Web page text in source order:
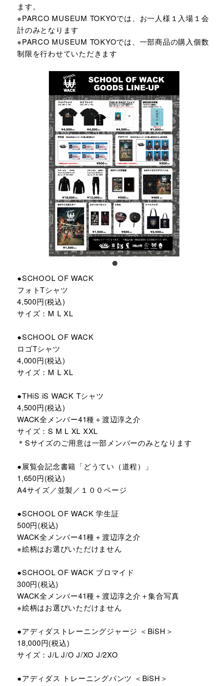
ます。
※PARCO MUSEUM TOKYOでは、お一人様１入場１会
計のみとなります
※PARCO MUSEUM TOKYOでは、一部商品の購入個数
制限を行わせていただきます
●SCHOOL OF WACK
フォトTシャツ
4,500円(税込)
サイズ：M L XL
●SCHOOL OF WACK
ロゴTシャツ
4,000円(税込)
サイズ：M L XL
●THiS iS WACK Tシャツ
4,500円(税込)
WACK全メンバー41種＋渡辺淳之介
サイズ：S M L XL XXL
＊Sサイズのご用意は一部メンバーのみとなります
●展覧会記念書籍「どうてい（道程）」
1,650円(税込)
A4サイズ／並製／１００ページ
●SCHOOL OF WACK 学生証
500円(税込)
WACK全メンバー41種＋渡辺淳之介
※絵柄はお選びいただけません
●SCHOOL OF WACK ブロマイド
300円(税込)
WACK全メンバー41種＋渡辺淳之介＋集合写真
※絵柄はお選びいただけません
●アディダストレーニングジャージ ＜BiSH＞
18,000円(税込)
サイズ：J/L J/O J/XO J/2XO
●アディダス トレーニングパンツ ＜BiSH＞